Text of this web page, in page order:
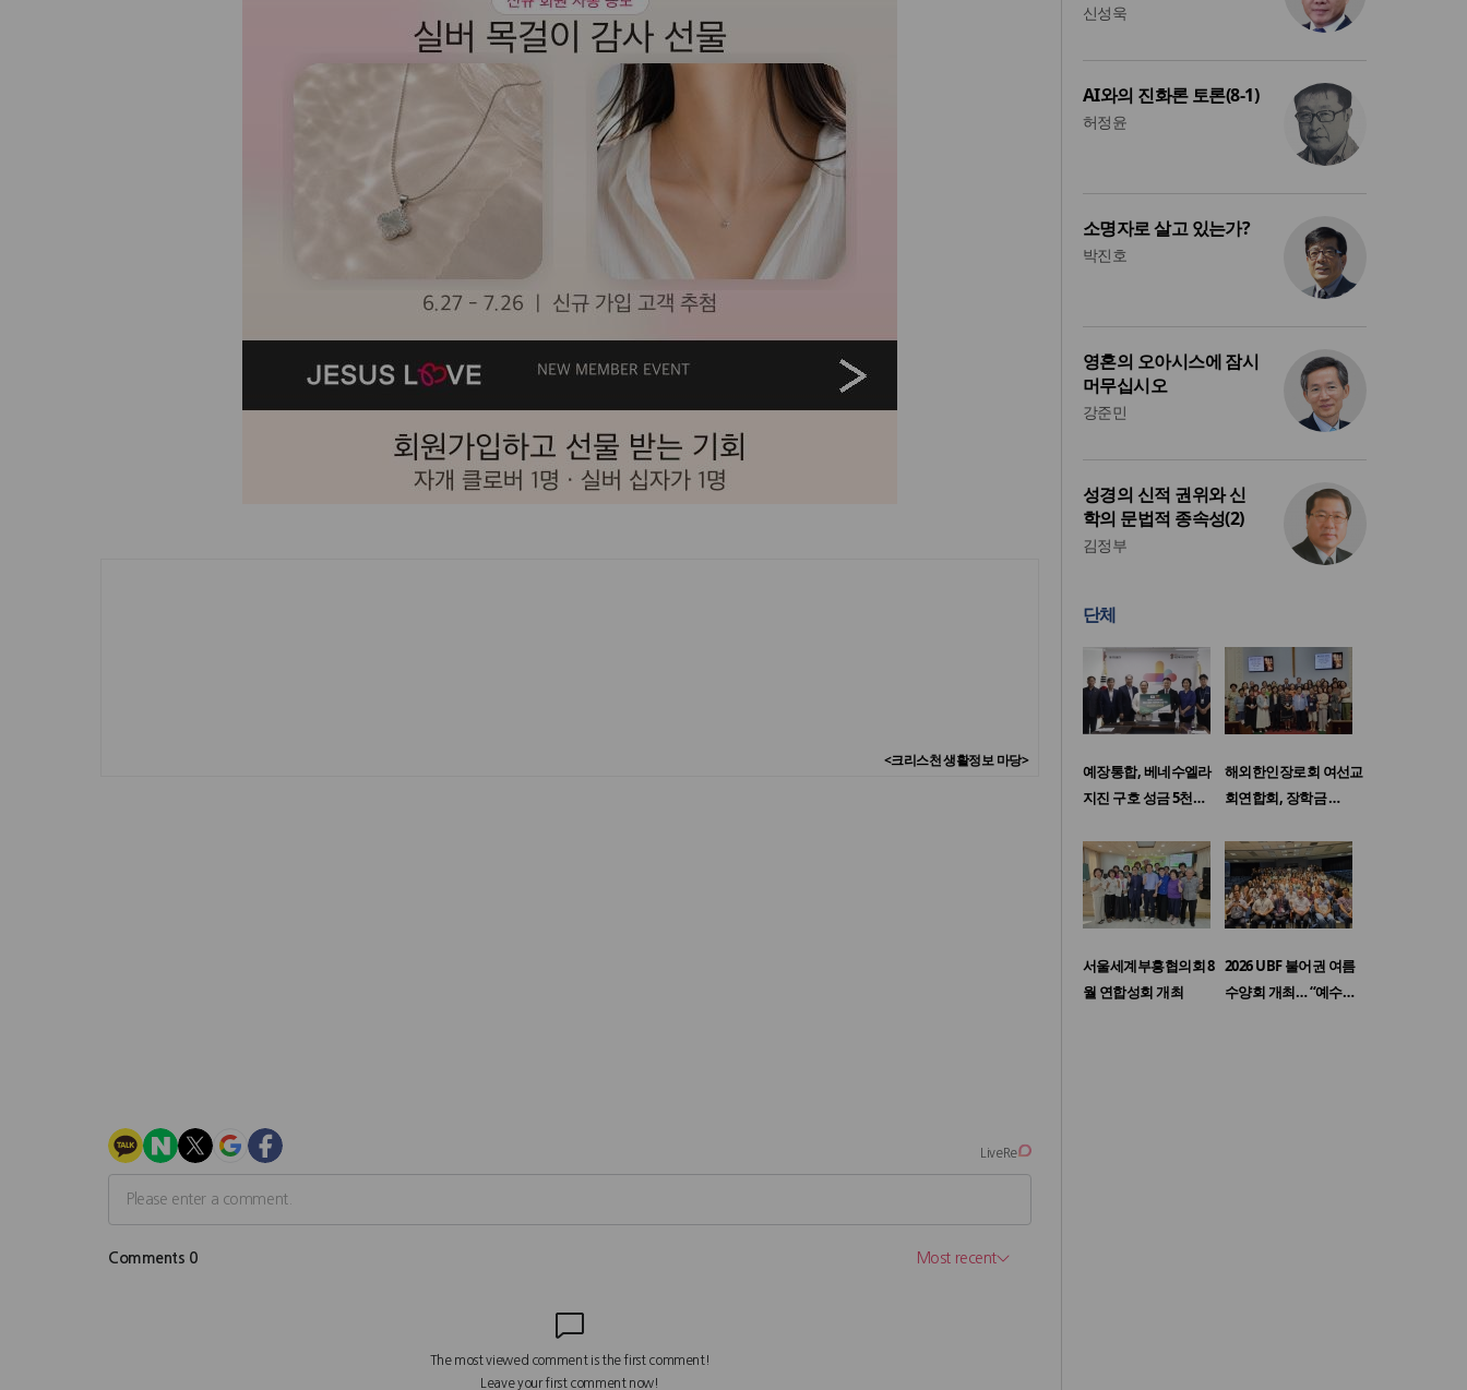
<크리스천 생활정보 마당>
신성욱
AI와의 진화론 토론(8-1)
허정윤
소명자로 살고 있는가?
박진호
영혼의 오아시스에 잠시
머무십시오
강준민
성경의 신적 권위와 신
학의 문법적 종속성(2)
김정부
단체
예장통합, 베네수엘라
지진 구호 성금 5천…
해외한인장로회 여선교
회연합회, 장학금 …
서울세계부흥협의회 8
월 연합성회 개최
2026 UBF 불어권 여름
수양회 개최… “예수…